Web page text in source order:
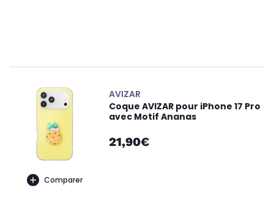
Comparer
AVIZAR
Coque AVIZAR pour iPhone 17 Pro
avec Motif Ananas
21,90€